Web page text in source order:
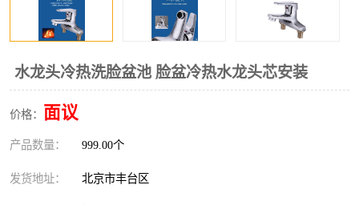
水龙头冷热洗脸盆池 脸盆冷热水龙头芯安装
价格： 面议
产品数量： 999.00个
发货地址： 北京市丰台区